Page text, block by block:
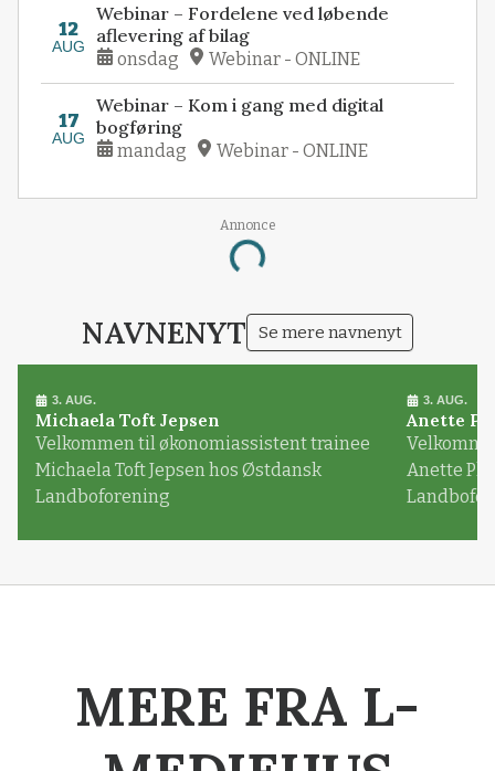
12
AUG
Webinar – Fordelene ved løbende
aflevering af bilag
onsdag Webinar - ONLINE
17
AUG
Webinar – Kom i gang med digital
bogføring
mandag Webinar - ONLINE
Annonce
Loading...
NAVNENYT Se mere navnenyt
3. AUG.
Michaela Toft Jepsen
Velkommen til økonomiassistent trainee
Michaela Toft Jepsen hos Østdansk
Landboforening
3. AUG.
Anette
Anette
MERE FRA L-